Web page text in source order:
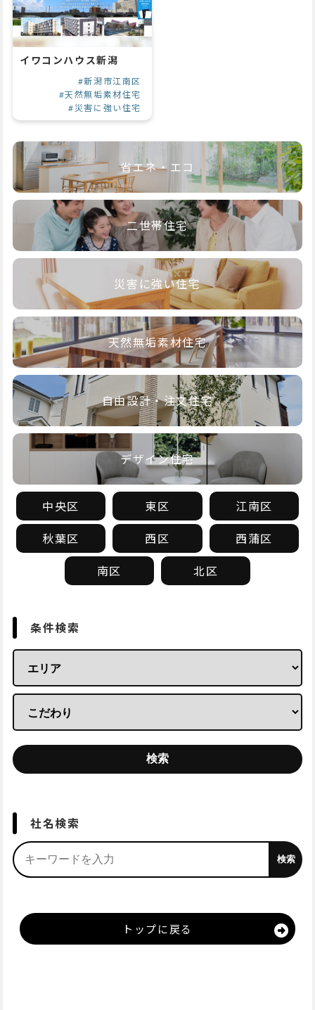
イワコンハウス新潟
#新潟市江南区
#天然無垢素材住宅
#災害に強い住宅
省エネ・エコ
二世帯住宅
災害に強い住宅
天然無垢素材住宅
自由設計・注文住宅
デザイン住宅
中央区 東区 江南区
秋葉区 西区 西蒲区
南区 北区
条件検索
社名検索
トップに戻る